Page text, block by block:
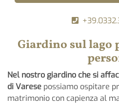
Giardino sul lago
Nel nostro giardino che si
di Varese possiamo ospitare
matrimonio con capienza al